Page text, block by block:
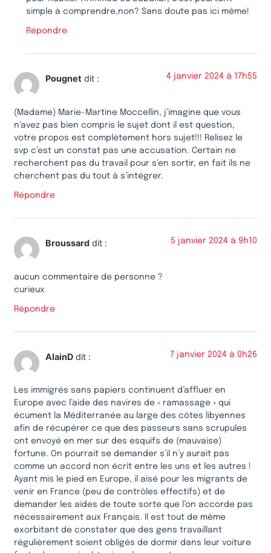
simple à comprendre,non? Sans doute pas ici même!
Répondre
Pougnet dit : 4 janvier 2024 à 17h55
(Madame) Marie-Martine Moccellin, j’imagine que vous
n’avez pas bien compris le sujet dont il est question,
votre propos est complètement hors sujet!!! Relisez le
svp c’est un constat pas une accusation. Certain ne
recherchent pas du travail pour s’en sortir, en fait ils ne
cherchent pas du tout à s’intégrer.
Répondre
Broussard dit : 5 janvier 2024 à 9h10
aucun commentaire de personne ?
curieux
Répondre
AlainD dit : 7 janvier 2024 à 0h26
Les immigrés sans papiers continuent d’affluer en
Europe avec l’aide des navires de « ramassage » qui
écument la Méditerranée au large des côtes libyennes
afin de récupérer ce que des passeurs sans scrupules
ont envoyé en mer sur des esquifs de (mauvaise)
fortune. On pourrait se demander s’il n’y aurait pas
comme un accord non écrit entre les uns et les autres !
Ayant mis le pied en Europe, il aisé pour les migrants de
venir en France (peu de contrôles effectifs) et de
demander les aides de toute sorte que l’on accorde pas
nécessairement aux Français. Il est tout de même
exorbitant de constater que des gens travaillant
régulièrement soient obligés de dormir dans leur voiture